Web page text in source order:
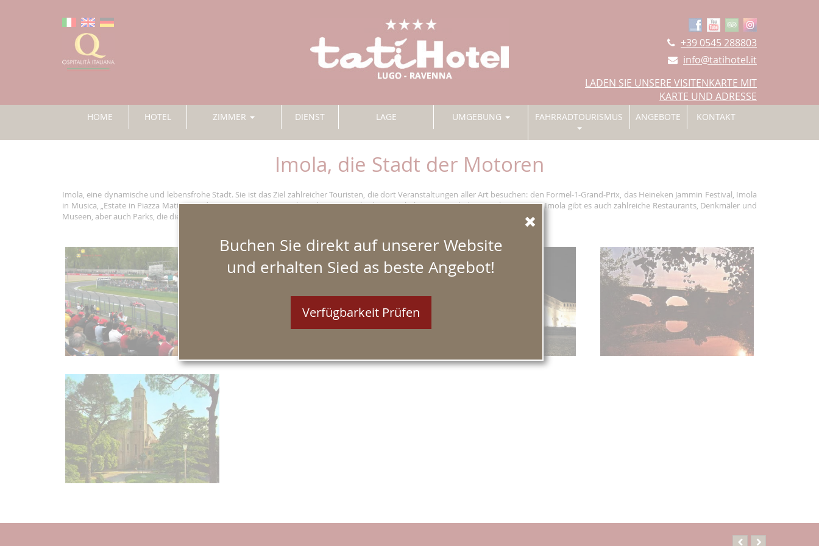
+39 0545 288803
info@tatihotel.it
LADEN SIE UNSERE VISITENKARTE MIT
KARTE UND ADRESSE
HOME HOTEL ZIMMER DIENST LAGE UMGEBUNG FAHRRADTOURISMUS ANGEBOTE KONTAKT
Imola, die Stadt der Motoren
Imola, eine dynamische und lebensfrohe Stadt. Sie ist das Ziel zahlreicher Touristen, die dort Veranstaltungen aller Art besuchen: den Formel-1-Grand-Prix, das Heineken Jammin Festival, Imola
in Musica, „Estate in Piazza Matteotti“, den Crame (Mostra Scambio), den Baccanale, die Superbyke, usw. Doch damit nicht genug: In Imola gibt es auch zahlreiche Restaurants, Denkmäler und
Museen, aber auch Parks, die die grüne Lunge der Stadt darstellen und die man sich keinesfalls entgehen lassen sollte.
Buchen Sie direkt auf unserer Website
und erhalten Sied as beste Angebot!
Verfügbarkeit Prüfen